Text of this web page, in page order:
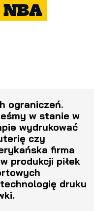
ograniczeń.
w stanie w
wydrukować
czy
firma
produkcji piłek
druku